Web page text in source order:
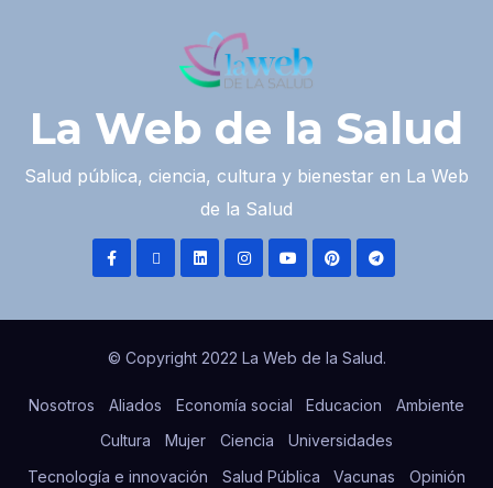
La Web de la Salud
Salud pública, ciencia, cultura y bienestar en La Web
de la Salud
© Copyright 2022 La Web de la Salud.
Nosotros Aliados Economía social Educacion
Ambiente
Cultura
Mujer Ciencia
Universidades
Tecnología e innovación
Salud Pública Vacunas Opinión